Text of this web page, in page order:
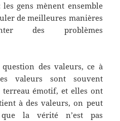
gens mènent ensemble
de meilleures manières
des problèmes
des valeurs, ce à
valeurs sont souvent
émotif, et elles ont
à des valeurs, on peut
la vérité n’est pas